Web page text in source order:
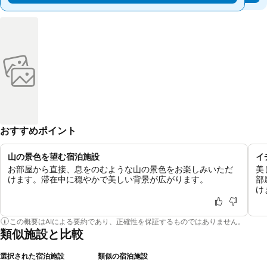
おすすめポイント
山の景色を望む宿泊施設
お部屋から直接、息をのむような山の景色をお楽しみいただ
けます。滞在中に穏やかで美しい背景が広がります。
イ
美
部
け
この概要はAIによる要約であり、正確性を保証するものではありません。
類似施設と比較
選択された宿泊施設 類似の宿泊施設